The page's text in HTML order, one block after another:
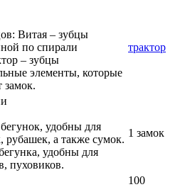
Витая – зубцы
по спирали
– зубцы
элементы, которые
замок.
трактор
удобны для
рубашек, а также сумок.
удобны для
пуховиков.
1 замок
100